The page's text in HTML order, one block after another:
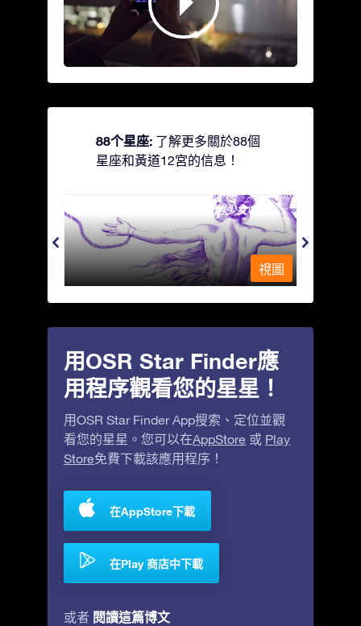
88个星座: 了解更多關於88個
星座和黃道12宮的信息！
Andromeda - 被鐵鍊鎖著的少女
視圖
用OSR Star Finder應
用程序觀看您的星星！
用OSR Star Finder App搜索、定位並觀
看您的星星。您可以在AppStore 或 Play
Store免費下載該應用程序！
在AppStore下載
在Play 商店中下載
或者 閱讀這篇博文